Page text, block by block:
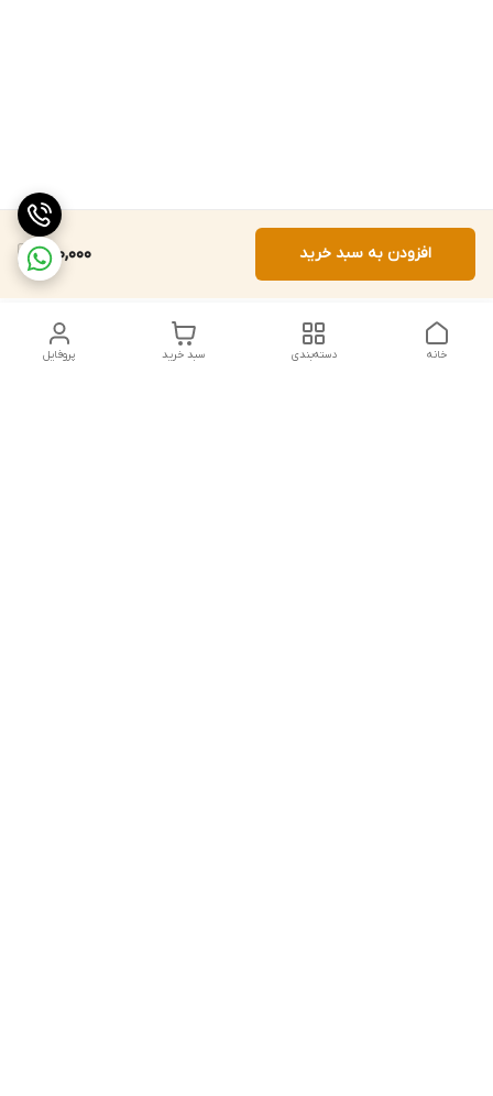
660,000 افزودن به سبد خرید
پروفایل سبد خرید دسته‌بندی خانه